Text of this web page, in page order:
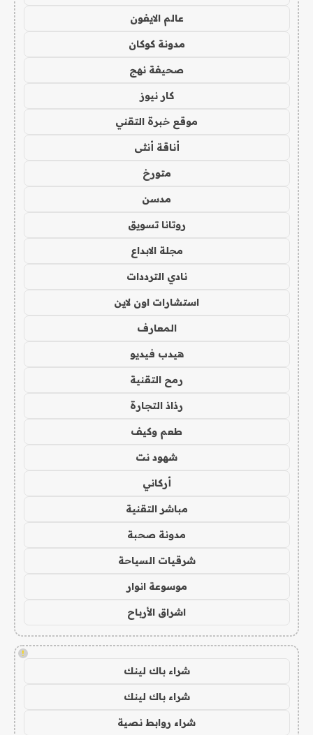
عالم الايفون
مدونة كوكان
صحيفة نهج
كار نيوز
موقع خبرة التقني
أناقة أنثى
متورخ
مدسن
روتانا تسويق
مجلة الابداع
نادي الترددات
استشارات اون لاين
المعارف
هيدب فيديو
رمح التقنية
رذاذ التجارة
طعم وكيف
شهود نت
أركاني
مباشر التقنية
مدونة صحبة
شرقيات السياحة
موسوعة انوار
اشراق الأرباح
!
شراء باك لينك
شراء باك لينك
شراء روابط نصية